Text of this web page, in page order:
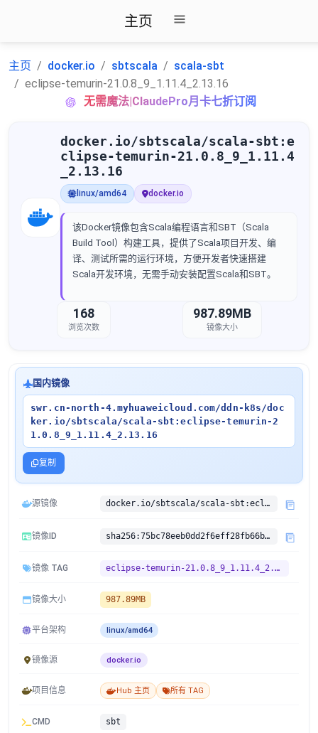
主页
主页 docker.io sbtscala
scala-sbt
eclipse-temurin-21.0.8_9_1.11.4_2.13.16
无需魔法|ClaudePro月卡七折订阅
docker.io/sbtscala/scala-sbt:e
clipse-temurin-21.0.8_9_1.11.4
_2.13.16
linux/amd64 docker.io
该Docker镜像包含Scala编程语言和SBT（Scala
Build Tool）构建工具，提供了Scala项目开发、编
译、测试所需的运行环境，方便开发者快速搭建
Scala开发环境，无需手动安装配置Scala和SBT。
168
浏览次数
987.89MB
镜像大小
国内镜像
swr.cn-north-4.myhuaweicloud.com/ddn-k8s/doc
ker.io/sbtscala/scala-sbt:eclipse-temurin-2
1.0.8_9_1.11.4_2.13.16
复制
源镜像 docker.io/sbtscala/scala-sbt:eclipse-temurin-21.0.8_9_1.11.4_2.13.16
镜像ID sha256:75bc78eeb0dd2f6eff28fb66b46e116906ba143d3fd2feadf52df21f03093973
镜像 TAG eclipse-temurin-21.0.8_9_1.11.4_2.13.16
镜像大小 987.89MB
平台架构 linux/amd64
镜像源 docker.io
项目信息 Hub 主页 所有 TAG
CMD sbt